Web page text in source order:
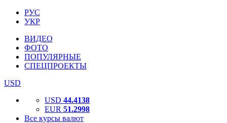
РУС
УКР
ВИДЕО
ФОТО
ПОПУЛЯРНЫЕ
СПЕЦПРОЕКТЫ
USD
USD 44.4138
EUR 51.2998
Все курсы валют